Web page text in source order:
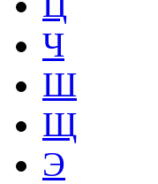
Ч
Ш
Щ
Э